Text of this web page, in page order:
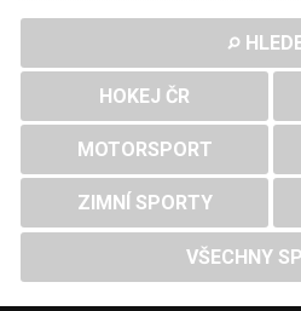
HOKEJ ČR
MOTORSPORT
ZIMNÍ SPORTY
VŠECHNY